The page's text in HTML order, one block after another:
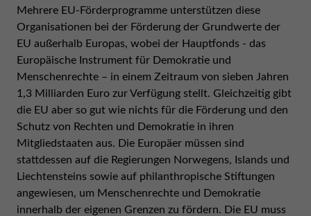
Mehrere EU-Förderprogramme unterstützen diese
Organisationen bei der Förderung der Grundwerte der
EU außerhalb Europas, wobei der Hauptfonds - das
Europäische Instrument für Demokratie und
Menschenrechte – in einem Zeitraum von sieben Jahren
1,3 Milliarden Euro zur Verfügung stellt. Gleichzeitig gibt
die EU aber so gut wie nichts für die Förderung und den
Schutz von Rechten und Demokratie in ihren
Mitgliedstaaten aus. Die Europäer müssen sind
stattdessen auf die Regierungen Norwegens, Islands und
Liechtensteins sowie auf philanthropische Stiftungen
angewiesen, um Menschenrechte und Demokratie
innerhalb der eigenen Grenzen zu fördern. Die EU muss